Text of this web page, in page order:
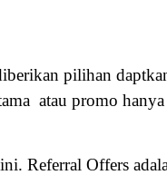
pilihan
atau promo
Referral Offers